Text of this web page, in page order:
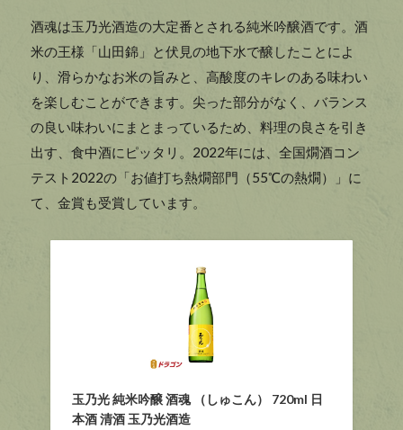
酒魂は玉乃光酒造の大定番とされる純米吟醸酒です。酒
米の王様「山田錦」と伏見の地下水で醸したことによ
り、滑らかなお米の旨みと、高酸度のキレのある味わい
を楽しむことができます。尖った部分がなく、バランス
の良い味わいにまとまっているため、料理の良さを引き
出す、食中酒にピッタリ。2022年には、全国燗酒コン
テスト2022の「お値打ち熱燗部門（55℃の熱燗）」に
て、金賞も受賞しています。
玉乃光 純米吟醸 酒魂 （しゅこん） 720ml 日
本酒 清酒 玉乃光酒造